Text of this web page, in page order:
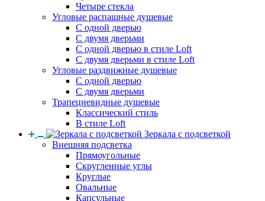
Четыре стекла
Угловые распашные душевые
С одной дверью
С двумя дверьми
С одной дверью в стиле Loft
С двумя дверьми в стиле Loft
Угловые раздвижные душевые
С одной дверью
С двумя дверьми
Трапециевидные душевые
Классический стиль
В стиле Loft
Зеркала с подсветкой
Внешняя подсветка
Прямоугольные
Скругленные углы
Круглые
Овальные
Капсульные